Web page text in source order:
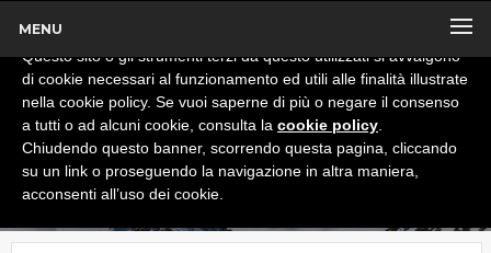
MENU x
Informativa
Questo sito o gli strumenti terzi da questo utilizzati si avvalgono
di cookie necessari al funzionamento ed utili alle finalità illustrate
nella cookie policy. Se vuoi saperne di più o negare il consenso
a tutti o ad alcuni cookie, consulta la cookie policy
Chiudendo questo banner, scorrendo questa pagina, cliccando
su un link o proseguendo la navigazione in altra maniera,
acconsenti all’uso dei cookie.